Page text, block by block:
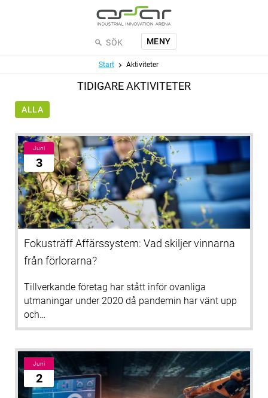
SÖK MENY
Meny Start Aktiviteter
TIDIGARE AKTIVITETER
ALLA
Juni
3
Fokusträff Affärssystem: Vad skiljer vinnarna
från förlorarna?
Tillverkande företag har stått inför ovanliga
utmaningar under 2020 då pandemin har vänt upp
och…
Juni
2